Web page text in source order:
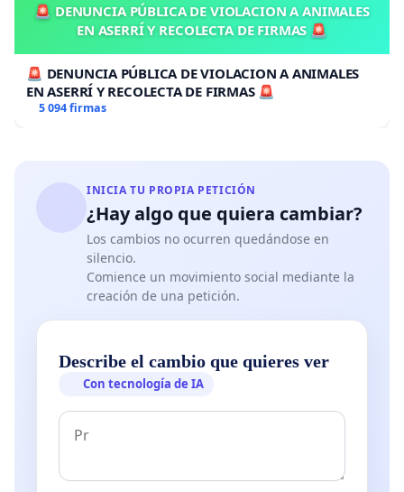
🚨 DENUNCIA PÚBLICA DE VIOLACION A ANIMALES
EN ASERRÍ Y RECOLECTA DE FIRMAS 🚨
🚨 DENUNCIA PÚBLICA DE VIOLACION A ANIMALES
EN ASERRÍ Y RECOLECTA DE FIRMAS 🚨
5 094 firmas
INICIA TU PROPIA PETICIÓN
¿Hay algo que quiera cambiar?
Los cambios no ocurren quedándose en
silencio.
Comience un movimiento social mediante la
creación de una petición.
Describe el cambio que quieres ver
Con tecnología de IA